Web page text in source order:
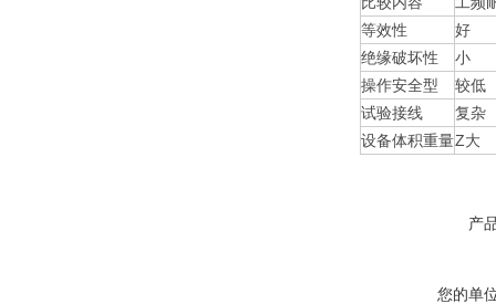
等效性
好
绝缘破坏性
小
操作安全型
较低
试验接线
复杂
设备体积重量Z大
产
您的单